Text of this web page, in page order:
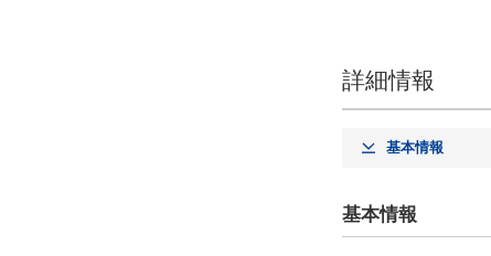
詳細情報
基本情報
基本情報